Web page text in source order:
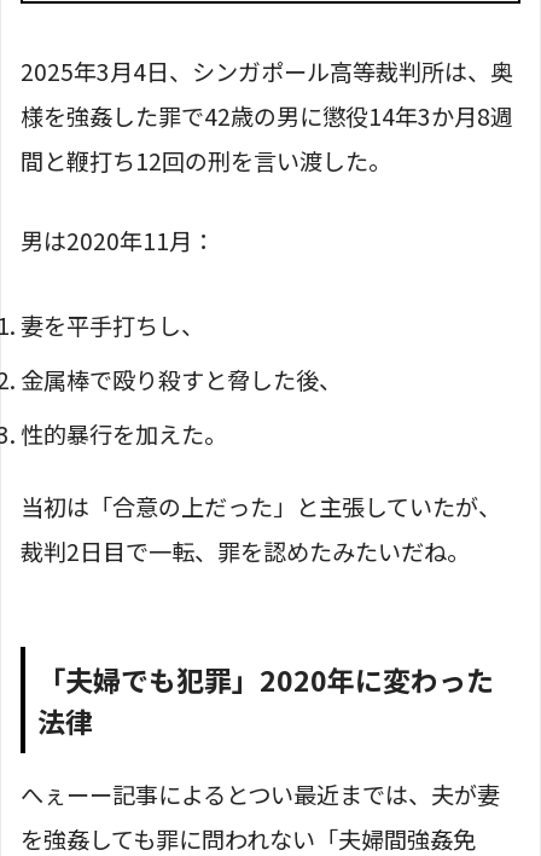
2025年3月4日、シンガポール高等裁判所は、奥
様を強姦した罪で42歳の男に懲役14年3か月8週
間と鞭打ち12回の刑を言い渡した。
男は2020年11月：
妻を平手打ちし、
金属棒で殴り殺すと脅した後、
性的暴行を加えた。
当初は「合意の上だった」と主張していたが、
裁判2日目で一転、罪を認めたみたいだね。
「夫婦でも犯罪」2020年に変わった
法律
へぇーー記事によるとつい最近までは、夫が妻
を強姦しても罪に問われない「夫婦間強姦免